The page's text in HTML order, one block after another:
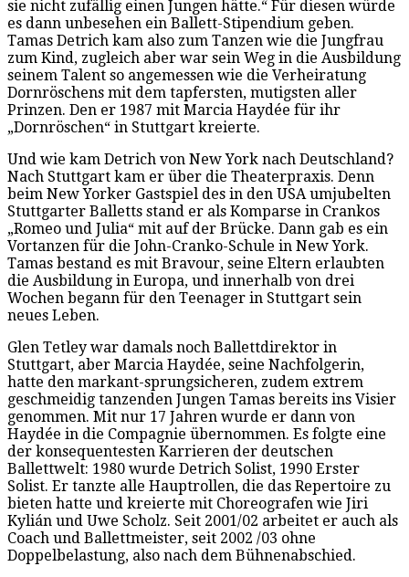
sie nicht zufällig einen Jungen hätte.“ Für diesen würde
es dann unbesehen ein Ballett-Stipendium geben.
Tamas Detrich kam also zum Tanzen wie die Jungfrau
zum Kind, zugleich aber war sein Weg in die Ausbildung
seinem Talent so angemessen wie die Verheiratung
Dornröschens mit dem tapfersten, mutigsten aller
Prinzen. Den er 1987 mit Marcia Haydée für ihr
„Dornröschen“ in Stuttgart kreierte.
Und wie kam Detrich von New York nach Deutschland?
Nach Stuttgart kam er über die Theaterpraxis. Denn
beim New Yorker Gastspiel des in den USA umjubelten
Stuttgarter Balletts stand er als Komparse in Crankos
„Romeo und Julia“ mit auf der Brücke. Dann gab es ein
Vortanzen für die John-Cranko-Schule in New York.
Tamas bestand es mit Bravour, seine Eltern erlaubten
die Ausbildung in Europa, und innerhalb von drei
Wochen begann für den Teenager in Stuttgart sein
neues Leben.
Glen Tetley war damals noch Ballettdirektor in
Stuttgart, aber Marcia Haydée, seine Nachfolgerin,
hatte den markant-sprungsicheren, zudem extrem
geschmeidig tanzenden Jungen Tamas bereits ins Visier
genommen. Mit nur 17 Jahren wurde er dann von
Haydée in die Compagnie übernommen. Es folgte eine
der konsequentesten Karrieren der deutschen
Ballettwelt: 1980 wurde Detrich Solist, 1990 Erster
Solist. Er tanzte alle Hauptrollen, die das Repertoire zu
bieten hatte und kreierte mit Choreografen wie Jiri
Kylián und Uwe Scholz. Seit 2001/02 arbeitet er auch als
Coach und Ballettmeister, seit 2002 /03 ohne
Doppelbelastung, also nach dem Bühnenabschied.